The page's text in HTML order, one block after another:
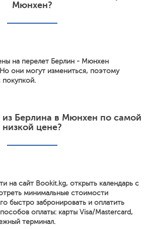
Мюнхен?
на перелет Берлин - Мюнхен
они могут измениться, поэтому
покупкой.
из Берлина в Мюнхен по самой
низкой цене?
на сайт Bookit.kg, открыть календарь с
минимальные стоимости
быстро забронировать и оплатить
оплаты: карты Visa/Mastercard,
терминал.